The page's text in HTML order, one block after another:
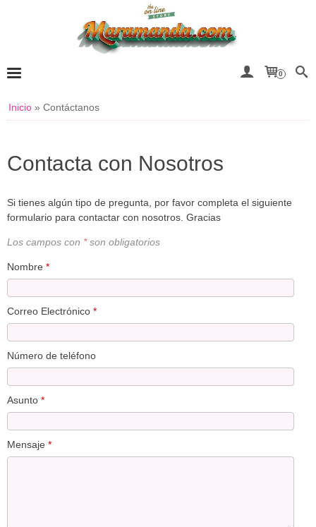
0
Inicio » Contáctanos
Contacta con Nosotros
Si tienes algún tipo de pregunta, por favor completa el siguiente
formulario para contactar con nosotros. Gracias
Los campos con *son obligatorios
Nombre *
Correo Electrónico *
Número de teléfono
Asunto *
Mensaje *